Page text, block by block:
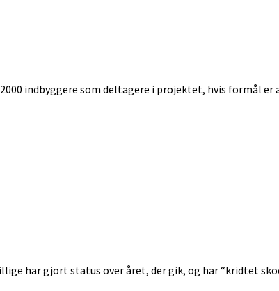
indbyggere som deltagere i projektet, hvis formål
har gjort status over året, der gik, og har “kridtet